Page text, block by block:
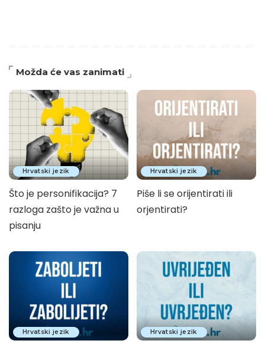
Možda će vas zanimati
Hrvatski jezik
Što je personifikacija? 7
razloga zašto je važna u
pisanju
Hrvatski jezik
Piše li se orijentirati ili
orjentirati?
Hrvatski jezik Hrvatski jezik